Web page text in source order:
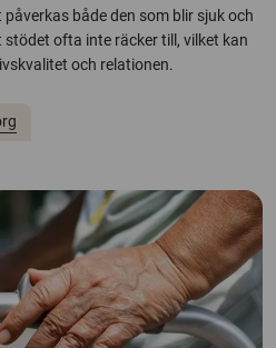
både den som blir sjuk och
ofta inte räcker till, vilket kan
och relationen.